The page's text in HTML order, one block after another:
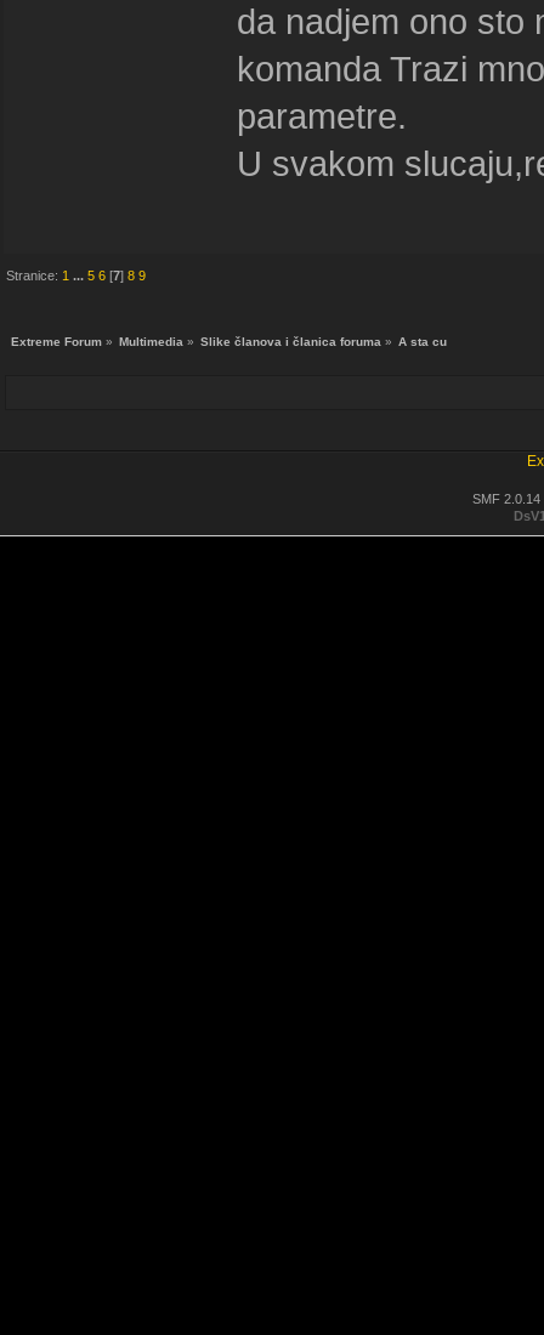
da nadjem ono sto
komanda Trazi
parametre.
U svakom
Stranice: 1 ...5 6 [7]8 9
Extreme Forum » Multimedia » Slike članova i članica foruma » A sta cu
SMF 2.0.14